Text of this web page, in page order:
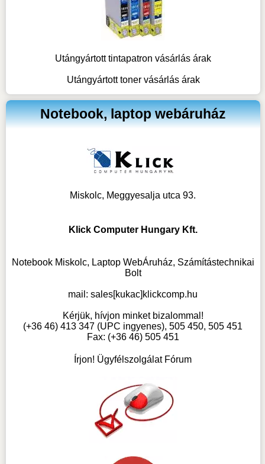
Utángyártott tintapatron vásárlás árak
Utángyártott toner vásárlás árak
Notebook, laptop webáruház
Miskolc, Meggyesalja utca 93.
Klick Computer Hungary Kft.
Notebook Miskolc, Laptop WebÁruház, Számítástechnikai
Bolt
mail:sales[kukac]klickcomp.hu
Kérjük, hívjon minket bizalommal!
(+36 46) 413 347 (UPC ingyenes), 505 450, 505 451
Fax: (+36 46) 505 451
Írjon! Ügyfélszolgálat Fórum